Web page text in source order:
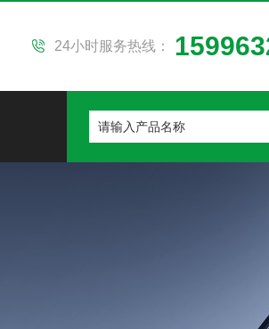
24小时服务热线：